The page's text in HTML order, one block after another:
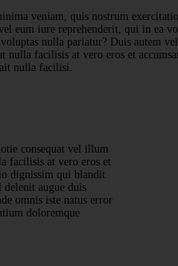
veniam, quis nostrum
eum iure reprehenderit, qui in ea
nulla pariatur? Duis autem
nulla facilisis at vero eros et
nulla facilisi.
consequat vel illum
facilisis at vero eros et
dignissim qui blandit
delenit augue duis
omnis iste natus error
doloremque